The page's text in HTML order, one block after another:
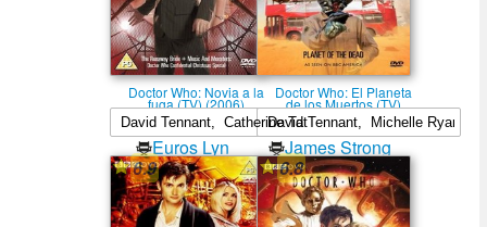
Doctor Who: Novia a la
fuga (TV) (2006)
Euros Lyn
Doctor Who: El Planeta
de los Muertos (TV)
(2009)
James Strong
6.9
6.8